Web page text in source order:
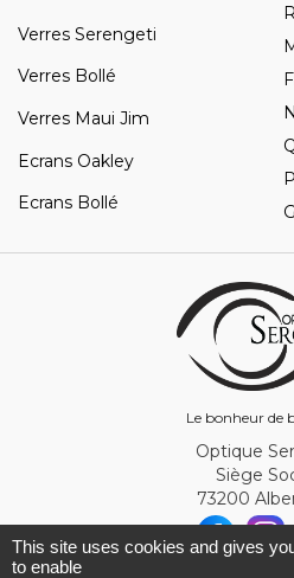
Le bonheur de
Verres Serengeti
Verres Bollé
Verres Maui Jim
Ecrans Oakley
Ecrans Bollé
Optique
Siège
73200
This site uses cookies and gives
to enable